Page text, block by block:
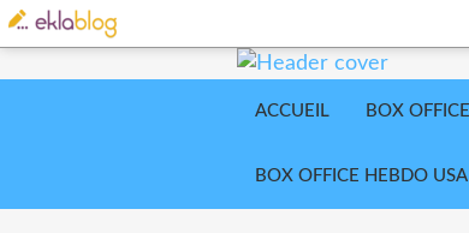
ACCUEIL BOX
BOX OFFICE HEBDO USA